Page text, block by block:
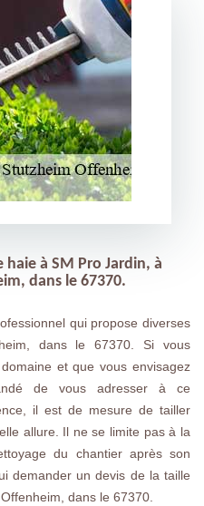
à SM Pro Jardin, à
dans le 67370.
qui propose diverses
dans le 67370. Si vous
et que vous envisagez
de vous adresser à ce
il est de mesure de tailler
allure. Il ne se limite pas à la
du chantier après son
demander un devis de la taille
dans le 67370.